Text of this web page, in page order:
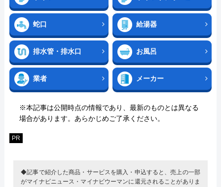
蛇口 給湯器
排水管・排水口 お風呂
業者 メーカー
※本記事は公開時点の情報であり、最新のものとは異なる
場合があります。あらかじめご了承ください。
PR
◆記事で紹介した商品・サービスを購入・申込すると、売上の一部
がマイナビニュース・マイナビウーマンに還元されることがありま